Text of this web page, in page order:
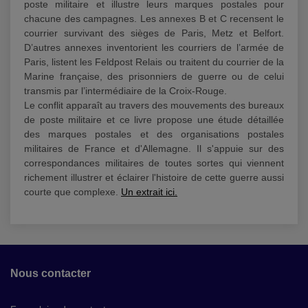
poste militaire et illustre leurs marques postales pour
chacune des campagnes. Les annexes B et C recensent le
courrier survivant des sièges de Paris, Metz et Belfort.
D’autres annexes inventorient les courriers de l’armée de
Paris, listent les Feldpost Relais ou traitent du courrier de la
Marine française, des prisonniers de guerre ou de celui
transmis par l’intermédiaire de la Croix-Rouge.
Le conflit apparaît au travers des mouvements des bureaux
de poste militaire et ce livre propose une étude détaillée
des marques postales et des organisations postales
militaires de France et d'Allemagne. Il s'appuie sur des
correspondances militaires de toutes sortes qui viennent
richement illustrer et éclairer l'histoire de cette guerre aussi
courte que complexe. Un extrait ici.
Nous contacter